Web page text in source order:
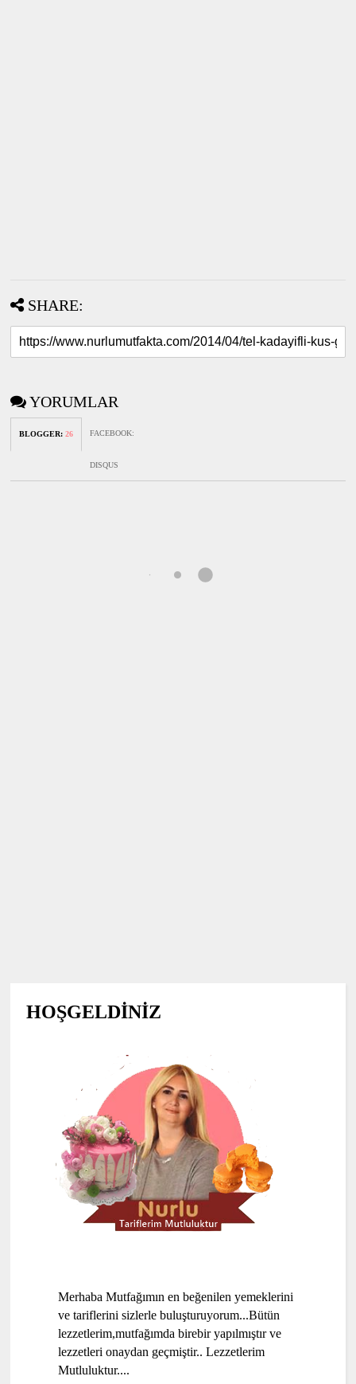
SHARE:
YORUMLAR
BLOGGER:26 FACEBOOK:
DISQUS
HOŞGELDİNİZ
Merhaba Mutfağımın en beğenilen yemeklerini
ve tariflerini sizlerle buluşturuyorum...Bütün
lezzetlerim,mutfağımda birebir yapılmıştır ve
lezzetleri onaydan geçmiştir.. Lezzetlerim
Mutluluktur....